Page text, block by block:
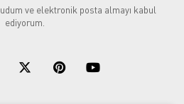
ve elektronik posta almayı kabul
ediyorum.